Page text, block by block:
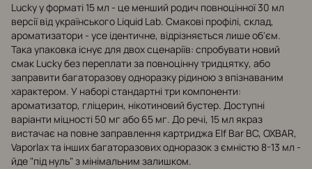
Lucky у форматі 15 мл - це менший родич повноцінної 30 мл
версії від українського Liquid Lab. Смакові профілі, склад,
ароматизатори - усе ідентичне, відрізняється лише об'єм.
Така упаковка існує для двох сценаріїв: спробувати новий
смак Lucky без переплати за повноцінну тридцятку, або
заправити багаторазову одноразку рідиною з впізнаваним
характером. У наборі стандартні три компоненти:
ароматизатор, гліцерин, нікотиновий бустер. Доступні
варіанти міцності 50 мг або 65 мг. До речі, 15 мл якраз
вистачає на повне заправлення картриджа Elf Bar BC, OXBAR,
Vaporlax та інших багаторазових одноразок з ємністю 8-13 мл -
йде "під нуль" з мінімальним залишком.